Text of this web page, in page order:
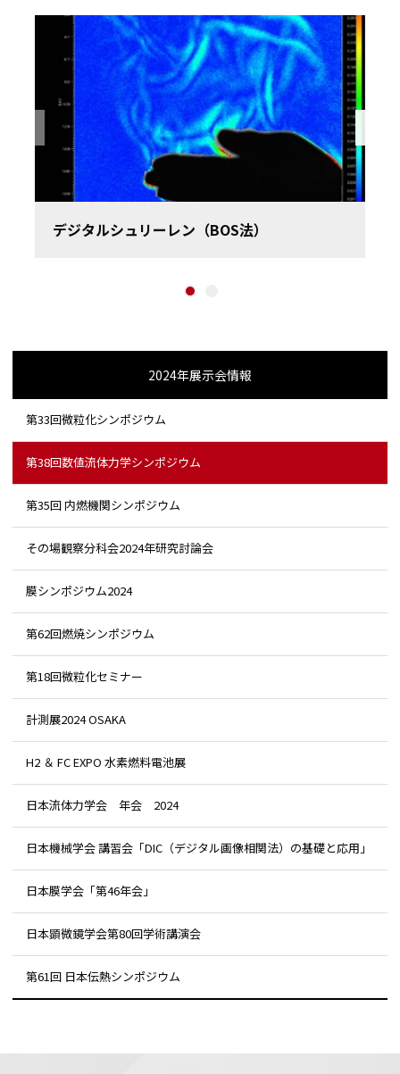
Previous
デジタルシュリーレン（BOS法）
2024年展示会情報
第33回微粒化シンポジウム
第38回数値流体力学シンポジウム
第35回 内燃機関シンポジウム
その場観察分科会2024年研究討論会
膜シンポジウム2024
第62回燃焼シンポジウム
第18回微粒化セミナー
計測展2024 OSAKA
H2 ＆ FC EXPO 水素燃料電池展
日本流体力学会 年会 2024
日本機械学会 講習会「DIC（デジタル画像相関法）の基礎と応用」
日本膜学会「第46年会」
日本顕微鏡学会第80回学術講演会
第61回 日本伝熱シンポジウム